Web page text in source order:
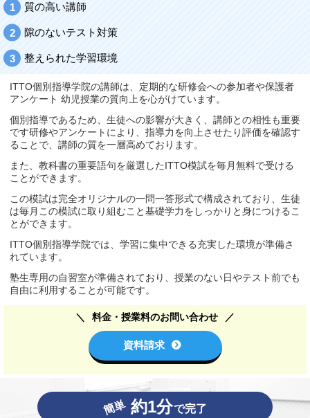
質の高い講師
隙のないテスト対策
整えられた学習環境
ITTO個別指導学院の講師は、定期的な研修会への参加者や保護者
アンケート 幼児授業の質向上を心がけています。
個別指導であるため、生徒への影響が大きく、講師との相性も重要
です研修やアンケートにより、指導力を向上させたり評価を確認す
ることで、講師の質を一層高めております。
また、教科書の重要語句を厳選したITTO模試を毎月無料で受ける
ことができます。
この模試は完全オリジナルの一問一答形式で構成されており、生徒
は毎月この模試に取り組むこと基礎学力をしっかりと身につけるこ
とができます。
ITTO個別指導学院では、学習に集中できる充実した環境が準備さ
れています。
塾生専用の自習室が準備されており、授業のない日やテスト前でも
自由に利用することが可能です。
料金・授業料のお問い合わせ
資料請求
簡単 約1分で完了